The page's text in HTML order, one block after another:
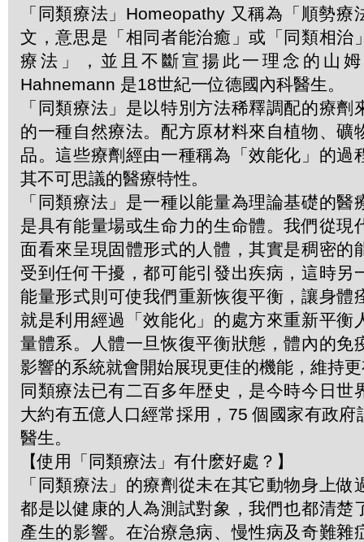
「同類療法」Homeopathy 又稱為「順勢療
文，意思是「相同者能治癒」或「同類相治
療法」，並且不斷宣揚此一理念的山
Hahnemann 是18世紀一位德國內科醫生。
「同類療法」是以特別方法稀釋調配的療劑
的一種自然療法。配方原材料來自植物、礦
品。這些療劑經由一種稱為「效能化」的過
其不可思議的醫療特性。
「同類療法」是一種以能量為理論基礎的醫
是具有能量場或生命力的生命體。我們從現
面看來呈現固體形式的人體，其實是稠密的
受到任何干擾，都可能引發出疾病，這時另
能量形式則可使我們重新恢復平衡，讓身體
就是利用經過「效能化」的處方來重新平衡
量體系。人體一旦恢復平衡狀態，體內的免
影響的系統就會開始展現更佳的機能，維持
同類療法已有二百多年歴史，是今時今日世
大約有五億人口經常採用，75 個國家有政府
醫生。
【使用「同類療法」有什麽好處？】
「同類療法」的療劑從未在其它動物身上做
都是以健康的人為測試對象，我們也都清楚
產生的影響。在治療急病、慢性病及奇難雜